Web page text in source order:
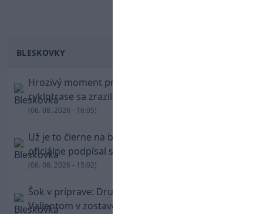
BLESKOVKY
Hrozivý moment pre Zdena Cháru! Na
cyklotrase sa zrazil s bežcom
(06. 08. 2026 - 16:05)
Už je to čierne na bielom: Mohamed Salah
oficiálne podpísal s Trabzonsporom
(06. 08. 2026 - 15:02)
Šok v príprave: Druholigová Mallorca s
Valjentom v zostave zdolala PSG